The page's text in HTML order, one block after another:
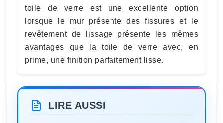
toile de verre est une excellente option
lorsque le mur présente des fissures et le
revêtement de lissage présente les mêmes
avantages que la toile de verre avec, en
prime, une finition parfaitement lisse.
LIRE AUSSI